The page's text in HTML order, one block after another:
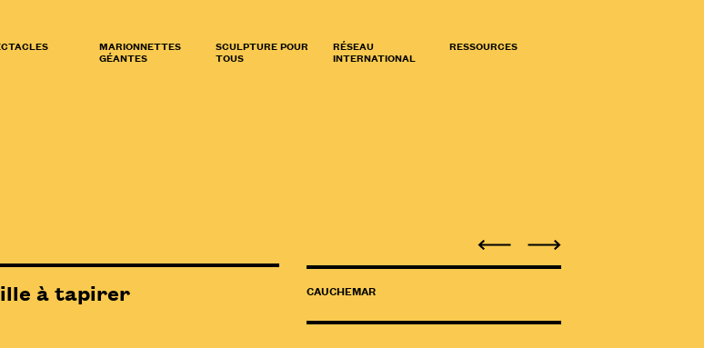
MARIONNETTES
GÉANTES
SCULPTURE POUR
TOUS
RÉSEAU
INTERNATIONAL
RESSOURCES
à tapirer CAUCHEMAR